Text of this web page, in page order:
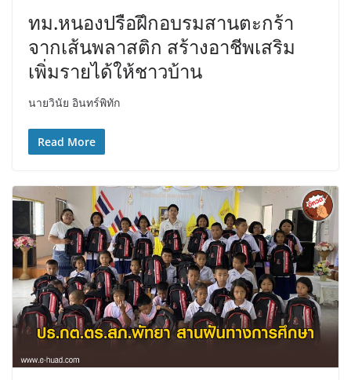
ทม.หนองปรือฝึกอบรมสานตะกร้า
จากเส้นพลาสติก สร้างอาชีพเสริม
เพิ่มรายได้ให้ชาวบ้าน
นายวินัย อินทร์พิทัก
Read More